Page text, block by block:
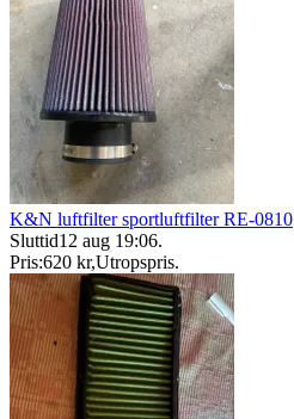
K&N luftfilter sportluftfilter RE-0810
Sluttid12 aug 19:06.
Pris:620 kr,Utropspris.